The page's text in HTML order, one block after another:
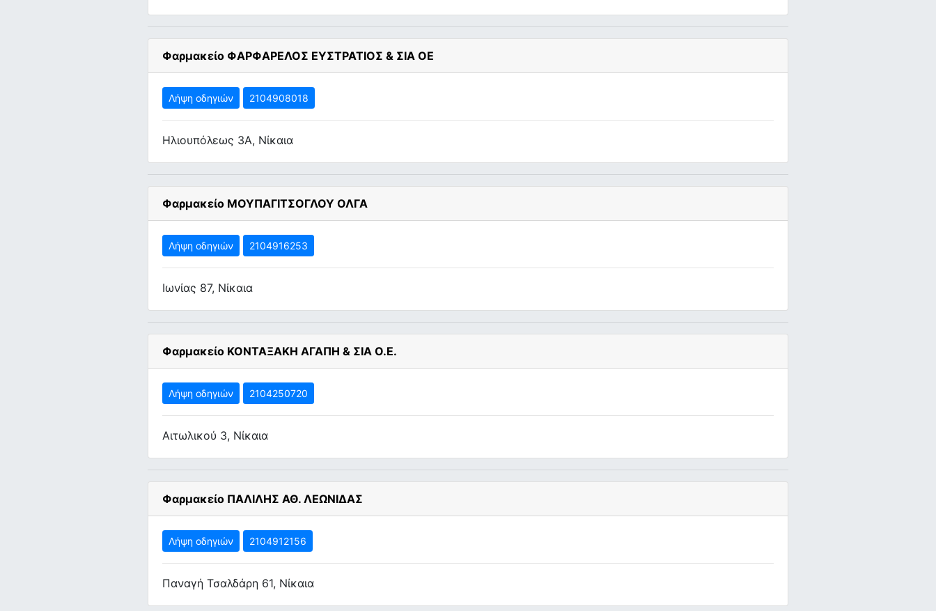
Φαρμακείο ΦΑΡΦΑΡΕΛΟΣ ΕΥΣΤΡΑΤΙΟΣ & ΣΙΑ ΟΕ
Λήψη οδηγιών 2104908018
Ηλιουπόλεως 3Α, Νίκαια
Φαρμακείο ΜΟΥΠΑΓΙΤΣΟΓΛΟΥ ΟΛΓΑ
Λήψη οδηγιών 2104916253
Ιωνίας 87, Νίκαια
Φαρμακείο ΚΟΝΤΑΞΑΚΗ ΑΓΑΠΗ & ΣΙΑ Ο.Ε.
Λήψη οδηγιών 2104250720
Αιτωλικού 3, Νίκαια
Φαρμακείο ΠΑΛΙΛΗΣ ΑΘ. ΛΕΩΝΙΔΑΣ
Λήψη οδηγιών 2104912156
Παναγή Τσαλδάρη 61, Νίκαια